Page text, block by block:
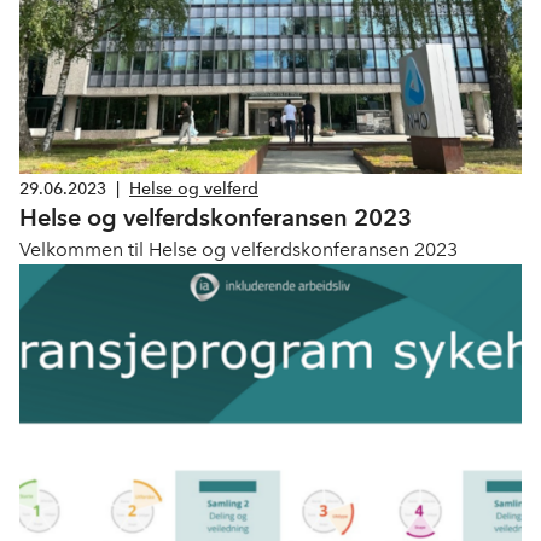
29.06.2023 Helse og velferd
Helse og velferdskonferansen 2023
Velkommen til Helse og velferdskonferansen 2023